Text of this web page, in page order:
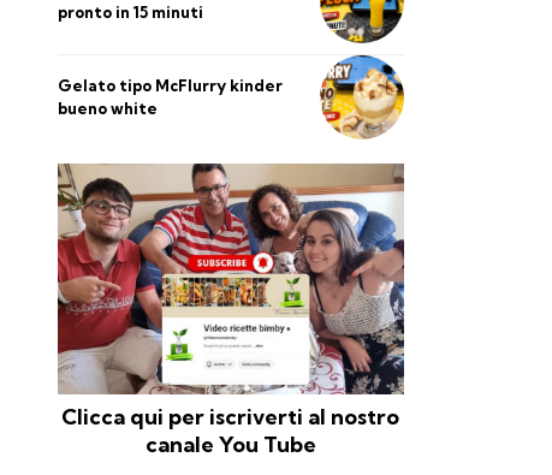
pronto in 15 minuti
Gelato tipo McFlurry kinder
bueno white
Clicca qui per iscriverti al nostro
canale You Tube